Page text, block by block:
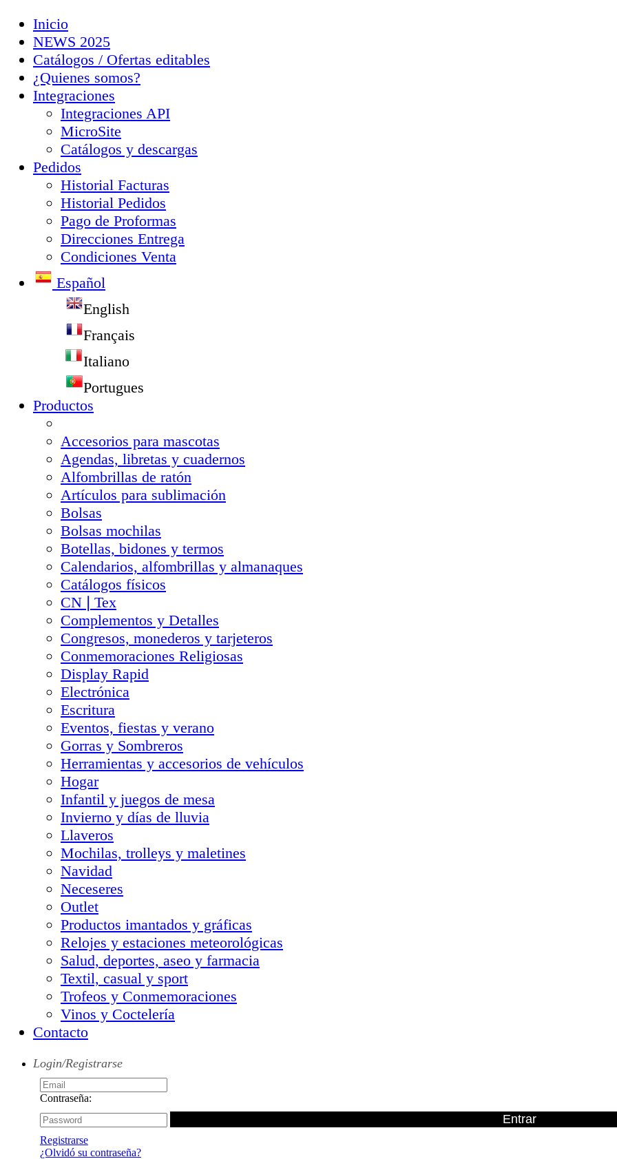
Inicio
NEWS 2025
Catálogos / Ofertas editables
¿Quienes somos?
Integraciones
Integraciones API
MicroSite
Catálogos y descargas
Pedidos
Historial Facturas
Historial Pedidos
Pago de Proformas
Direcciones Entrega
Condiciones Venta
Español
English
Français
Italiano
Portugues
Productos
Accesorios para mascotas
Agendas, libretas y cuadernos
Alfombrillas de ratón
Artículos para sublimación
Bolsas
Bolsas mochilas
Botellas, bidones y termos
Calendarios, alfombrillas y almanaques
Catálogos físicos
CN❘Tex
Complementos y Detalles
Congresos, monederos y tarjeteros
Conmemoraciones Religiosas
Display Rapid
Electrónica
Escritura
Eventos, fiestas y verano
Gorras y Sombreros
Herramientas y accesorios de vehículos
Hogar
Infantil y juegos de mesa
Invierno y días de lluvia
Llaveros
Mochilas, trolleys y maletines
Navidad
Neceseres
Outlet
Productos imantados y gráficas
Relojes y estaciones meteorológicas
Salud, deportes, aseo y farmacia
Textil, casual y sport
Trofeos y Conmemoraciones
Vinos y Coctelería
Contacto
Login/Registrarse
Contraseña:
Registrarse
¿Olvidó su contraseña?